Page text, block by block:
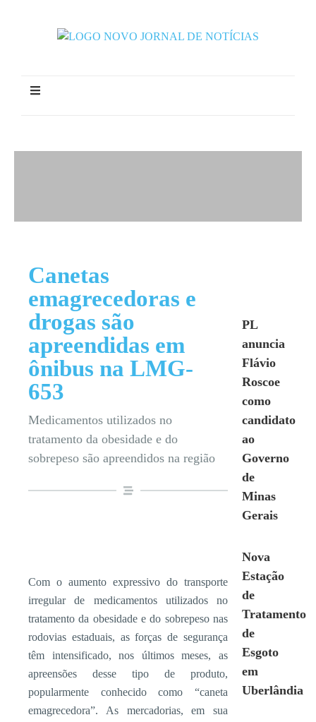
Canetas
emagrecedoras e
drogas são
apreendidas em
ônibus na LMG-
653
Medicamentos utilizados no
tratamento da obesidade e do
sobrepeso são apreendidos na região
Com o aumento expressivo do transporte
irregular de medicamentos utilizados no
tratamento da obesidade e do sobrepeso nas
rodovias estaduais, as forças de segurança
têm intensificado, nos últimos meses, as
apreensões desse tipo de produto,
popularmente conhecido como “caneta
emagrecedora”. As mercadorias, em sua
PL
anuncia
Flávio
Roscoe
como
candidato
ao
Governo
de
Minas
Gerais
Nova
Estação
de
Tratamento
de
Esgoto
em
Uberlândia